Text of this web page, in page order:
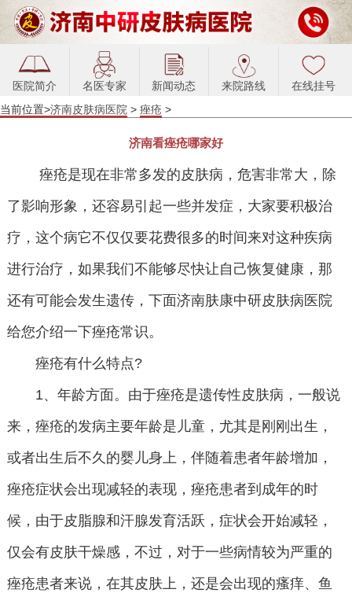
医院简介 名医专家 新闻动态 来院路线
在线挂号
当前位置>济南皮肤病医院 > 痤疮 >
济南看痤疮哪家好
痤疮是现在非常多发的皮肤病，危害非常大，除
了影响形象，还容易引起一些并发症，大家要积极治
疗，这个病它不仅仅要花费很多的时间来对这种疾病
进行治疗，如果我们不能够尽快让自己恢复健康，那
还有可能会发生遗传，下面济南肤康中研皮肤病医院
给您介绍一下痤疮常识。
痤疮有什么特点?
1、年龄方面。由于痤疮是遗传性皮肤病，一般说
来，痤疮的发病主要年龄是儿童，尤其是刚刚出生，
或者出生后不久的婴儿身上，伴随着患者年龄增加，
痤疮症状会出现减轻的表现，痤疮患者到成年的时
候，由于皮脂腺和汗腺发育活跃，症状会开始减轻，
仅会有皮肤干燥感，不过，对于一些病情较为严重的
痤疮患者来说，在其皮肤上，还是会出现的瘙痒、鱼